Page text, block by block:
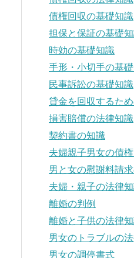
債権回収の基礎知識
担保と保証の基礎
時効の基礎知識
手形・小切手の基
民事訴訟の基礎知識
貸金を回収するた
損害賠償の法律知識
契約書の知識
夫婦親子男女の債
男と女の慰謝料請
夫婦・親子の法律
離婚の判例
離婚と子供の法律
男女のトラブルの
男女の調停書式